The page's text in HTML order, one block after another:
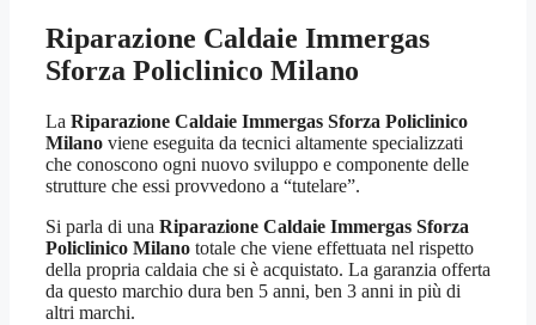
Riparazione Caldaie Immergas
Sforza Policlinico Milano
La Riparazione Caldaie Immergas Sforza Policlinico
Milano viene eseguita da tecnici altamente specializzati
che conoscono ogni nuovo sviluppo e componente delle
strutture che essi provvedono a “tutelare”.
Si parla di una Riparazione Caldaie Immergas Sforza
Policlinico Milano totale che viene effettuata nel rispetto
della propria caldaia che si è acquistato. La garanzia offerta
da questo marchio dura ben 5 anni, ben 3 anni in più di
altri marchi.